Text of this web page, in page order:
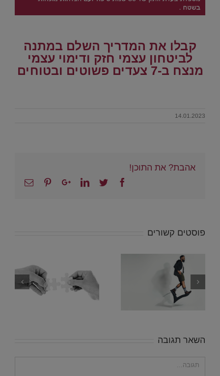
קבלו את המדריך השלם במתנה
לביטחון עצמי חזק ודימוי עצמי
מנצח ב-7 צעדים פשוטים ובטוחים
14.01.2023
אהבת? את התוכן!
Facebook
Twitter
Linkedin
Google+
Pinterest
Email
פוסטים קשורים
השאר תגובה
הערה